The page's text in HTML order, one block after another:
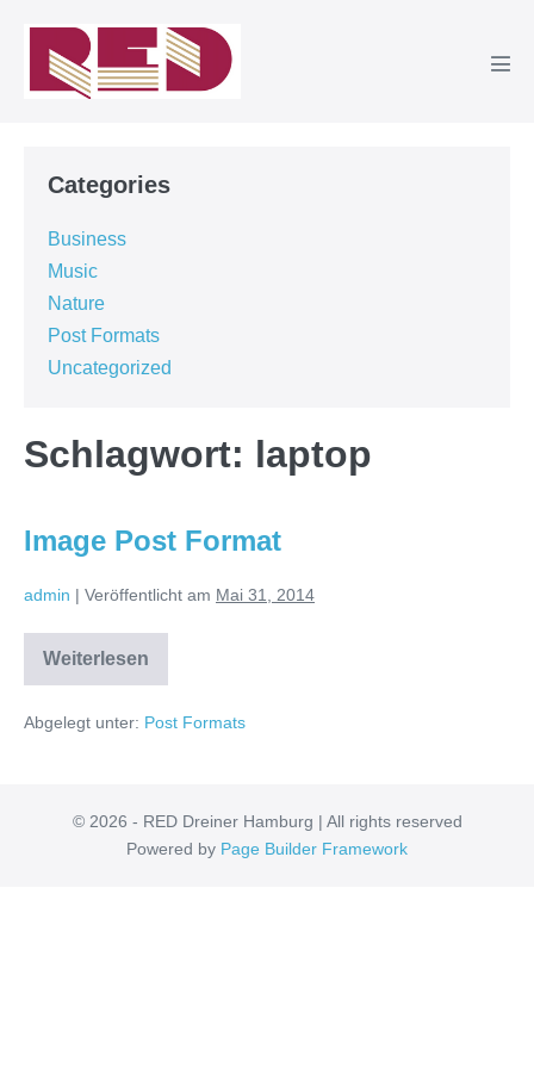
springen
Categories
Business
Music
Nature
Post Formats
Uncategorized
Schlagwort: laptop
Image Post Format
admin | Veröffentlicht am Mai 31, 2014
Weiterlesen
Image
Post
Abgelegt unter: Post Formats
© 2026 - RED Dreiner Hamburg | All rights reserved
Powered by Page Builder Framework